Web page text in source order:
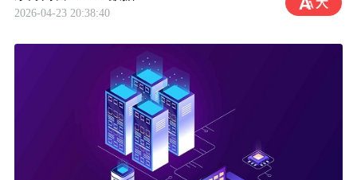
2026-04-23 20:38:40